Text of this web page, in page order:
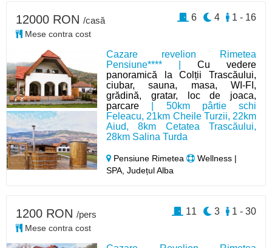
Cazare revelion Rimetea
Pensiune**** |Cu vedere
panoramică la Colții Trascăului,
ciubar, sauna, masa, WI-FI,
grădină, gratar, loc de joaca,
parcare | 50km pârtie schi
Feleacu, 21km Cheile Turzii, 22km
Aiud, 8km Cetatea Trascăului,
28km Salina Turda
Pensiune Rimetea
Wellness |
SPA, Județul Alba
12000 RON /casă
Mese contra cost
1 - 16
4
6
1200 RON /pers
Mese contra cost
1 - 30
3
11